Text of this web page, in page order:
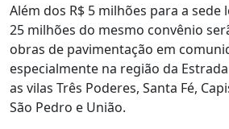
Além dos R$ 5 milhões para a sede
25 milhões do mesmo convênio
obras de pavimentação em
especialmente na região da
as vilas Três Poderes, Santa Fé,
São Pedro e União.